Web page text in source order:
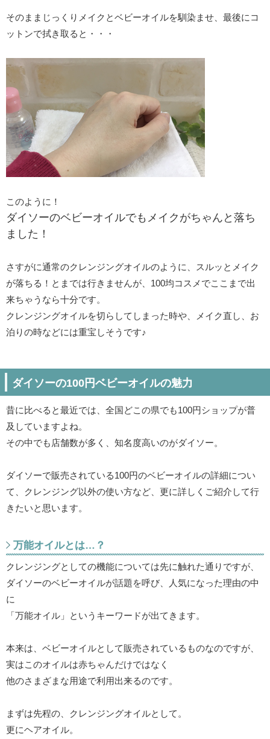
そのままじっくりメイクとベビーオイルを馴染ませ、最後にコ
ットンで拭き取ると・・・
このように！
ダイソーのベビーオイルでもメイクがちゃんと落ち
ました！
さすがに通常のクレンジングオイルのように、スルッとメイク
が落ちる！とまでは行きませんが、100均コスメでここまで出
来ちゃうなら十分です。
クレンジングオイルを切らしてしまった時や、メイク直し、お
泊りの時などには重宝しそうです♪
ダイソーの100円ベビーオイルの魅力
昔に比べると最近では、全国どこの県でも100円ショップが普
及していますよね。
その中でも店舗数が多く、知名度高いのがダイソー。
ダイソーで販売されている100円のベビーオイルの詳細につい
て、クレンジング以外の使い方など、更に詳しくご紹介して行
きたいと思います。
万能オイルとは…？
クレンジングとしての機能については先に触れた通りですが、
ダイソーのベビーオイルが話題を呼び、人気になった理由の中
に
「万能オイル」というキーワードが出てきます。
本来は、ベビーオイルとして販売されているものなのですが、
実はこのオイルは赤ちゃんだけではなく
他のさまざまな用途で利用出来るのです。
まずは先程の、クレンジングオイルとして。
更にヘアオイル。